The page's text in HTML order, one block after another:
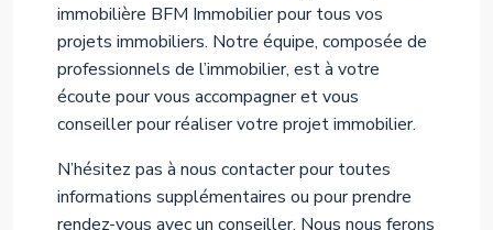
immobilière BFM Immobilier pour tous vos
projets immobiliers. Notre équipe, composée de
professionnels de l’immobilier, est à votre
écoute pour vous accompagner et vous
conseiller pour réaliser votre projet immobilier.
N’hésitez pas à nous contacter pour toutes
informations supplémentaires ou pour prendre
rendez-vous avec un conseiller. Nous nous ferons